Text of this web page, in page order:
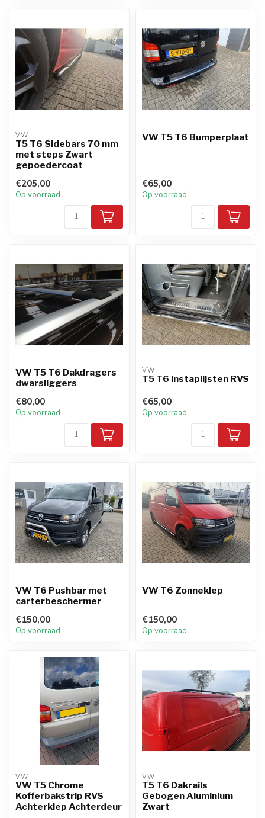
VW
T5 T6 Sidebars 70 mm
met steps Zwart
gepoedercoat
€205,00
Op voorraad
VW T5 T6 Bumperplaat
€65,00
Op voorraad
VW T5 T6 Dakdragers
dwarsliggers
€80,00
Op voorraad
VW
T5 T6 Instaplijsten RVS
€65,00
Op voorraad
VW T6 Pushbar met
carterbeschermer
€150,00
Op voorraad
VW T6 Zonneklep
€150,00
Op voorraad
VW
VW T5 Chrome
Kofferbakstrip RVS
Achterklep Achterdeur
VW
T5 T6 Dakrails
Gebogen Aluminium
Zwart